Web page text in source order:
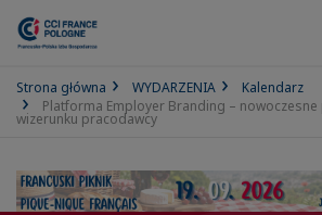
Strona główna WYDARZENIA
Kalendarz
Platforma Employer Branding –
wizerunku pracodawcy